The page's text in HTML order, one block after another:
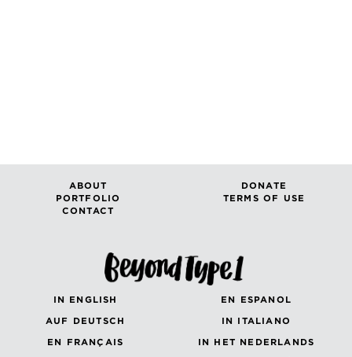
ABOUT
DONATE
PORTFOLIO
TERMS OF USE
CONTACT
IN ENGLISH
EN ESPANOL
AUF DEUTSCH
IN ITALIANO
EN FRANÇAIS
IN HET NEDERLANDS